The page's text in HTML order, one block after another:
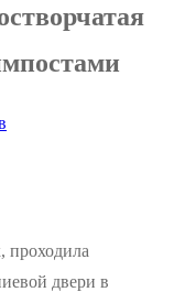
проходила
двери в